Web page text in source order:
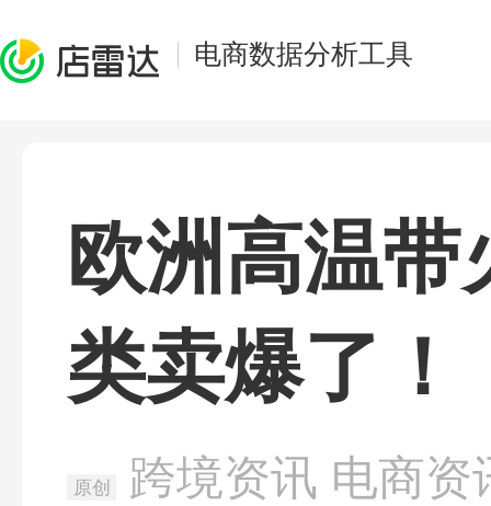
电商数据分析工具
欧洲高温
类卖爆了！
原创 跨境资讯 电商资